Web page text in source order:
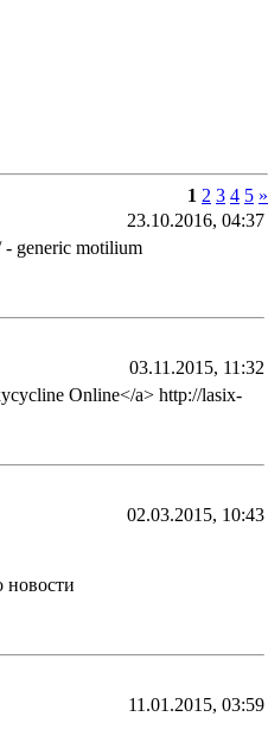
1 2 3 4 5 »
23.10.2016, 04:37
generic motilium
03.11.2015, 11:32
Online</a> http://lasix-
02.03.2015, 10:43
новости
11.01.2015, 03:59